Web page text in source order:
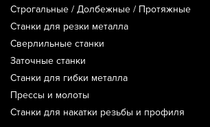
Строгальные / Долбежные / Протяжные
Станки для резки металла
Сверлильные станки
Заточные станки
Станки для гибки металла
Прессы и молоты
Станки для накатки резьбы и профиля